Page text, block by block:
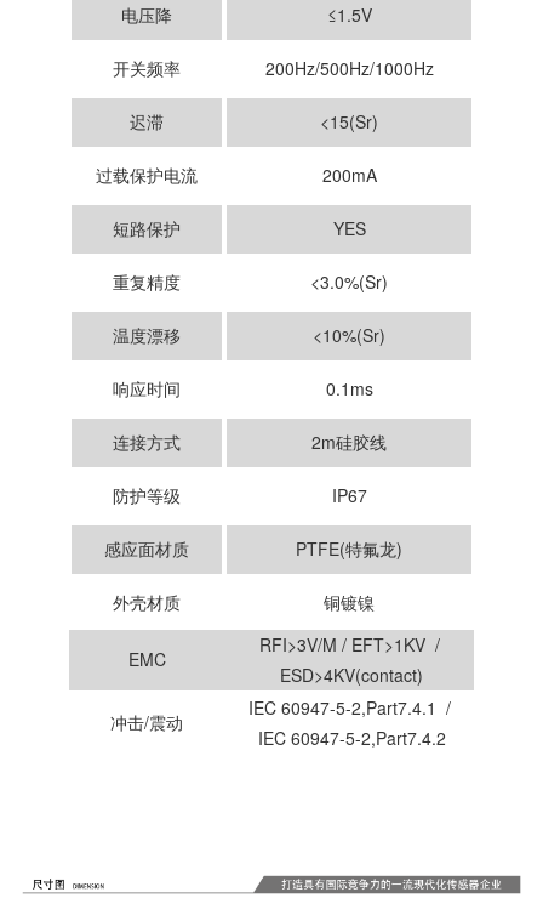
电压降 ≤1.5V
开关频率 200Hz/500Hz/1000Hz
迟滞 <15(Sr)
过载保护电流 200mA
短路保护 YES
重复精度 <3.0%(Sr)
温度漂移 <10%(Sr)
响应时间 0.1ms
连接方式 2m硅胶线
防护等级 IP67
感应面材质 PTFE(特氟龙)
外壳材质 铜镀镍
EMC
RFI>3V/M / EFT>1KV /
ESD>4KV(contact)
冲击/震动
IEC 60947-5-2,Part7.4.1 /
IEC 60947-5-2,Part7.4.2